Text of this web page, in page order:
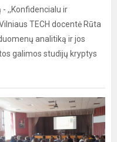
,,Konfidencialu ir
TECH docentė Rūta
analitiką ir jos
galimos studijų kryptys